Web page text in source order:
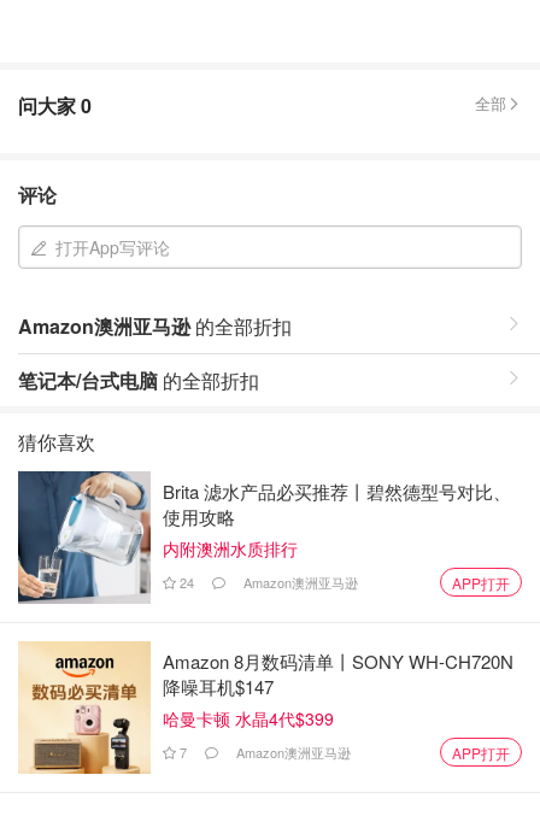
问大家0 全部
评论
打开App写评论
Amazon澳洲亚马逊的全部折扣
笔记本/台式电脑 的全部折扣
猜你喜欢
Brita 滤水产品必买推荐丨碧然德型号对比、
使用攻略
内附澳洲水质排行
24 Amazon澳洲亚马逊 APP打开
Amazon 8月数码清单丨SONY WH-CH720N
降噪耳机$147
哈曼卡顿 水晶4代$399
7 Amazon澳洲亚马逊 APP打开